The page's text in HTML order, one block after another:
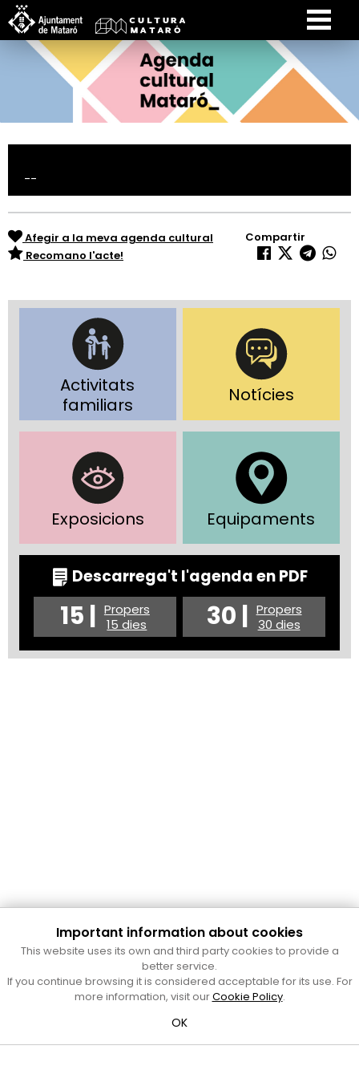
Activitats
familiars
Notícies
Exposicions Equipaments
Descarrega't l'agenda en PDF
15 | Propers
15 dies
30 | Propers
30 dies
--
Afegir a la meva agenda cultural
Recomano l'acte!
Compartir
Cultura Mataró
Ajuntament de Mataró
C. de Sant Josep, 9 (Mataró, 08302)
Horari d'obertura: dilluns, dimecres i divendres de 10 a 13 h.
al telèfon al 93 758 23 61
Bústia ciutadana
Important information about cookies
This website uses its own and third party cookies to provide a
better service.
If you continue browsing it is considered acceptable for its use. For
more information, visit ourCookie Policy.
OK